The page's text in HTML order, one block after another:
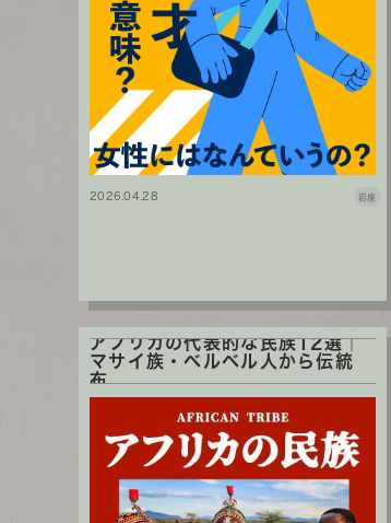
2026.04.28 岩座
アフリカの代表的な民族12選｜
マサイ族・ベルベル人から伝統
布...